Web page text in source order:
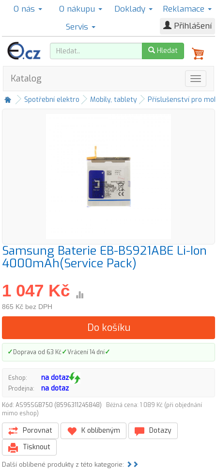
O nás O nákupu Doklady
Reklamace
Servis
Přihlášení
Hledat
Katalog
Spotřební elektro Mobily, tablety Příslušenství pro
Samsung Baterie EB-BS921ABE Li-Ion
4000mAh(Service Pack)
1 047 Kč
865 Kč bez DPH
Do košíku
✓Doprava od 63 Kč✓Vrácení 14 dní✓
Eshop: na dotaz
Prodejna: na dotaz
Kód: AS95SGB750 (8596311245848)
Běžná cena: 1 089 Kč (při objednání
mimo eshop)
Porovnat K oblíbeným
Dotazy
Tisknout
Další oblíbené produkty z této kategorie: